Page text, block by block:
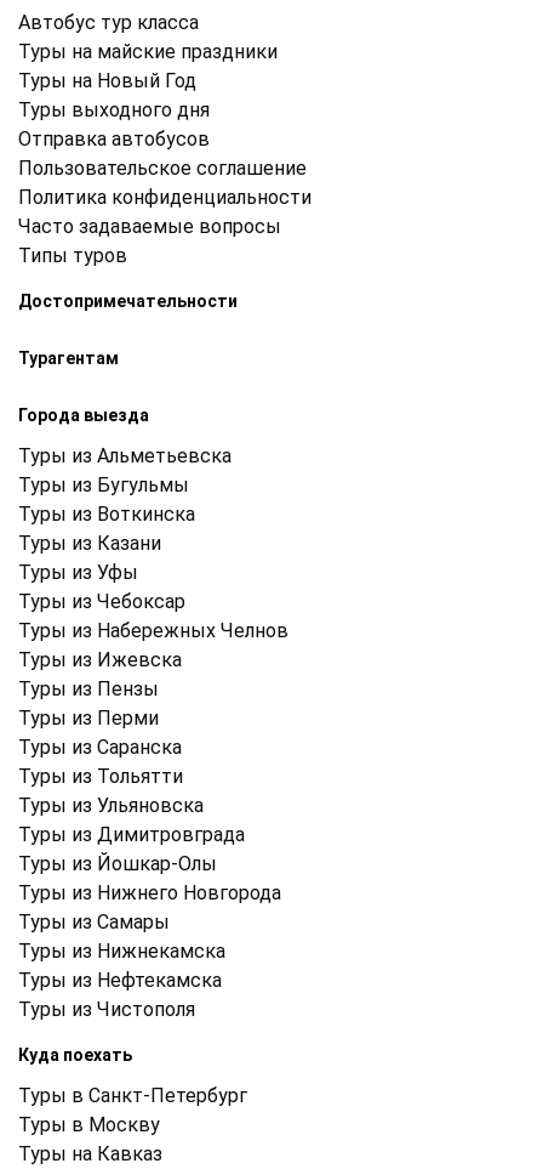
Автобус тур класса
Туры на майские праздники
Туры на Новый Год
Туры выходного дня
Отправка автобусов
Пользовательское соглашение
Политика конфиденциальности
Часто задаваемые вопросы
Типы туров
Достопримечательности
Турагентам
Города выезда
Туры из Альметьевска
Туры из Бугульмы
Туры из Воткинска
Туры из Казани
Туры из Уфы
Туры из Чебоксар
Туры из Набережных Челнов
Туры из Ижевска
Туры из Пензы
Туры из Перми
Туры из Саранска
Туры из Тольятти
Туры из Ульяновска
Туры из Димитровграда
Туры из Йошкар-Олы
Туры из Нижнего Новгорода
Туры из Самары
Туры из Нижнекамска
Туры из Нефтекамска
Туры из Чистополя
Куда поехать
Туры в Санкт-Петербург
Туры в Москву
Туры на Кавказ